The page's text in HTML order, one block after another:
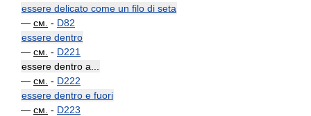
essere delicato come un filo di seta
— см. - D82
essere dentro
— см. - D221
essere dentro a...
— см. - D222
essere dentro e fuori
— см. - D223